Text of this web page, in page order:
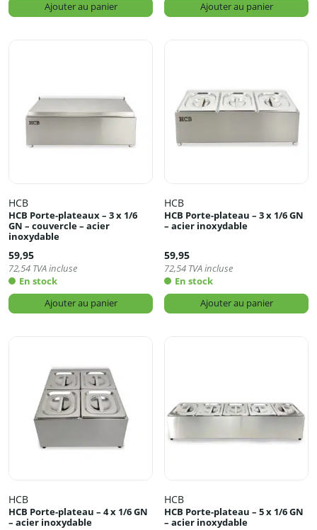
Ajouter au panier
Ajouter au panier
HCB
HCB Porte-plateaux – 3 x 1/6
GN – couvercle – acier
inoxydable
59,95
72,54 TVA incluse
En stock
Ajouter au panier
HCB
HCB Porte-plateau – 3 x 1/6 GN
– acier inoxydable
59,95
72,54 TVA incluse
En stock
Ajouter au panier
HCB
HCB Porte-plateau – 4 x 1/6 GN
– acier inoxydable
HCB
HCB Porte-plateau – 5 x 1/6 GN
– acier inoxydable